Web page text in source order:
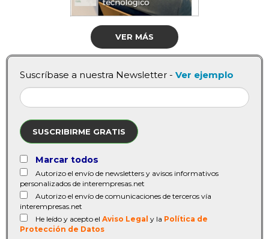
VER MÁS
Suscríbase a nuestra Newsletter - Ver ejemplo
SUSCRIBIRME GRATIS
Marcar todos
Autorizo el envío de newsletters y avisos informativos
personalizados de interempresas.net
Autorizo el envío de comunicaciones de terceros vía
interempresas.net
He leído y acepto el Aviso Legal y la Política de
Protección de Datos